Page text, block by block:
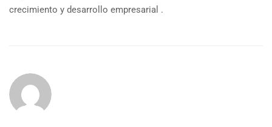
crecimiento y desarrollo empresarial .